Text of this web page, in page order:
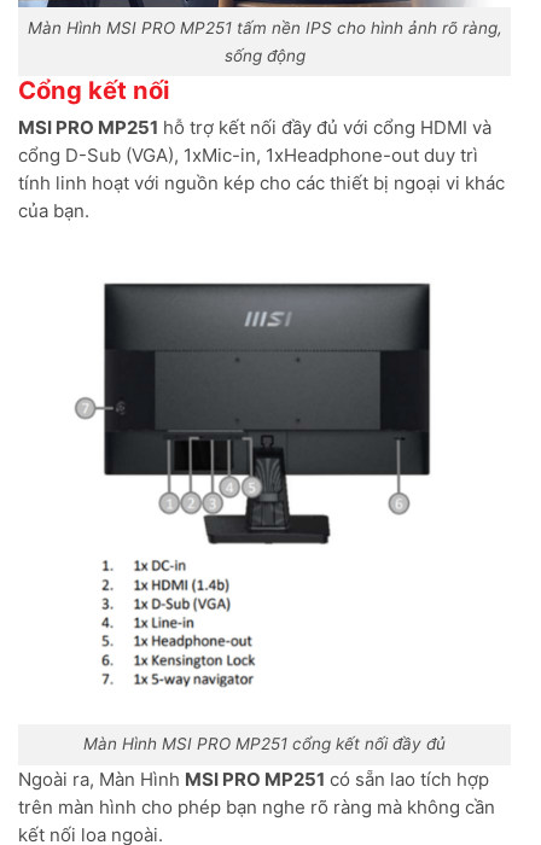
Màn Hình MSI PRO MP251 tấm nền IPS cho hình ảnh rõ ràng,
sống động
Cổng kết nối
MSI PRO MP251 hỗ trợ kết nối đầy đủ với cổng HDMI và
cổng D-Sub (VGA), 1xMic-in, 1xHeadphone-out duy trì
tính linh hoạt với nguồn kép cho các thiết bị ngoại vi khác
của bạn.
Màn Hình MSI PRO MP251 cổng kết nối đầy đủ
Ngoài ra, Màn Hình MSI PRO MP251 có sẵn lao tích hợp
trên màn hình cho phép bạn nghe rõ ràng mà không cần
kết nối loa ngoài.